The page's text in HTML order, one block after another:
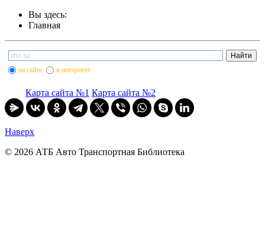
Вы здесь:
Главная
на сайте в интернете
Карта сайта №1 Карта сайта №2
Наверх
© 2026 АТБ Авто Транспортная Библиотека